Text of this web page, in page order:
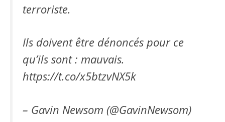
terroriste.
Ils doivent être dénoncés pour ce
qu’ils sont : mauvais.
https://t.co/x5btzvNX5k
– Gavin Newsom (@GavinNewsom)